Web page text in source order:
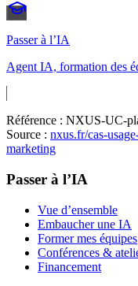
Passer à l’IA
Agent IA, formation des
Référence : NXUS-UC-
Source : nxus.fr/cas-
marketing
Passer à l’IA
Vue d’ensemble
Embaucher une IA
Former mes équipes
Conférences &
Financement